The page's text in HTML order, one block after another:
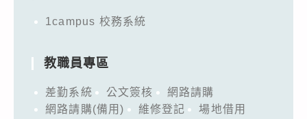
1campus 校務系統
教職員專區
差勤系統 公文簽核
網路請購
網路請購(備用)
維修登記
場地借用